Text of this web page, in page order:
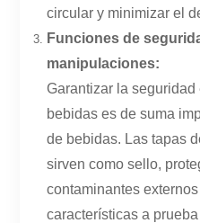
circular y minimizar el
Funciones de
manipulaciones:
Garantizar la
bebidas es de suma
de bebidas. Las tapas
sirven como sello,
contaminantes
características a